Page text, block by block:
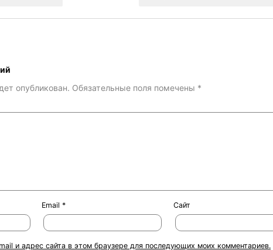
опубликован. Обязательные поля помечены *
Email* Сайт
и адрес сайта в этом браузере для последующих моих комментариев.